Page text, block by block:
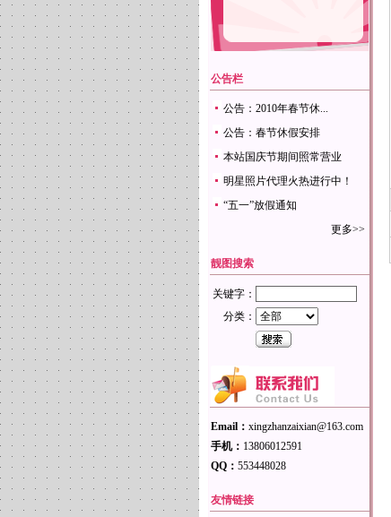
公告栏
公告：2010年春节休...
公告：春节休假安排
本站国庆节期间照常营业
明星照片代理火热进行中！
“五一”放假通知
更多>>
靓图搜索
关键字：
分类：
Email： xingzhanzaixian@163.com
手机： 13806012591
QQ： 553448028
友情链接